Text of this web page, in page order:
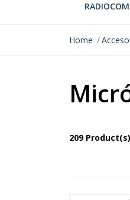
RADIOCOM
Home
209 Product(s)